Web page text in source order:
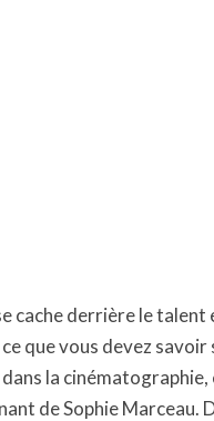
cache derrière le talent
que vous devez
la
de Sophie